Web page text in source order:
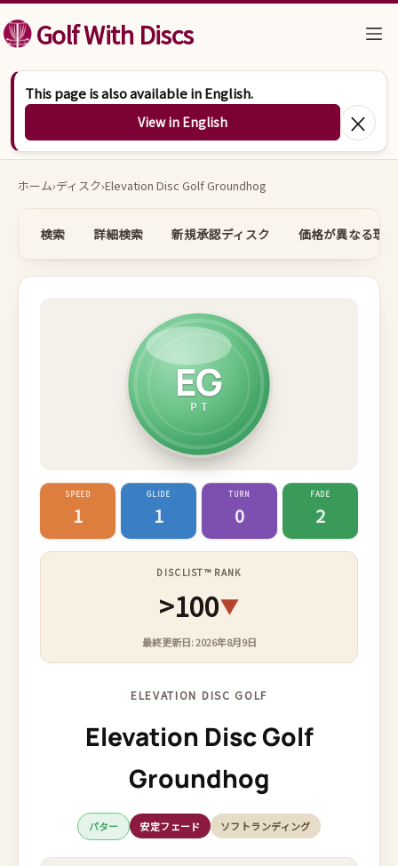
コンテンツへスキップ
Golf With Discs
This page is also available in English.
View in English ×
ホーム›ディスク›Elevation Disc Golf Groundhog
検索 詳細検索 新規承認ディスク 価格が異なる理由
EG
PT
SPEED
1
GLIDE
1
TURN
0
FADE
2
DISCLIST™ RANK
>100▼
最終更新日: 2026年8月9日
ELEVATION DISC GOLF
Elevation Disc Golf
Groundhog
パター 安定フェード ソフトランディング